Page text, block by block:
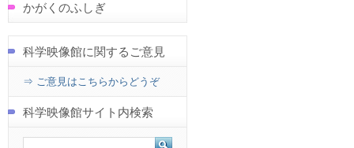
かがくのふしぎ
科学映像館に関するご意見
⇒ ご意見はこちらからどうぞ
科学映像館サイト内検索